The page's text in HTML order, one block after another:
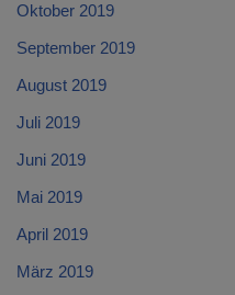
Oktober 2019
September 2019
August 2019
Juli 2019
Juni 2019
Mai 2019
April 2019
März 2019